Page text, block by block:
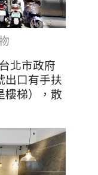
北市政府
出口有手扶
樓梯），散